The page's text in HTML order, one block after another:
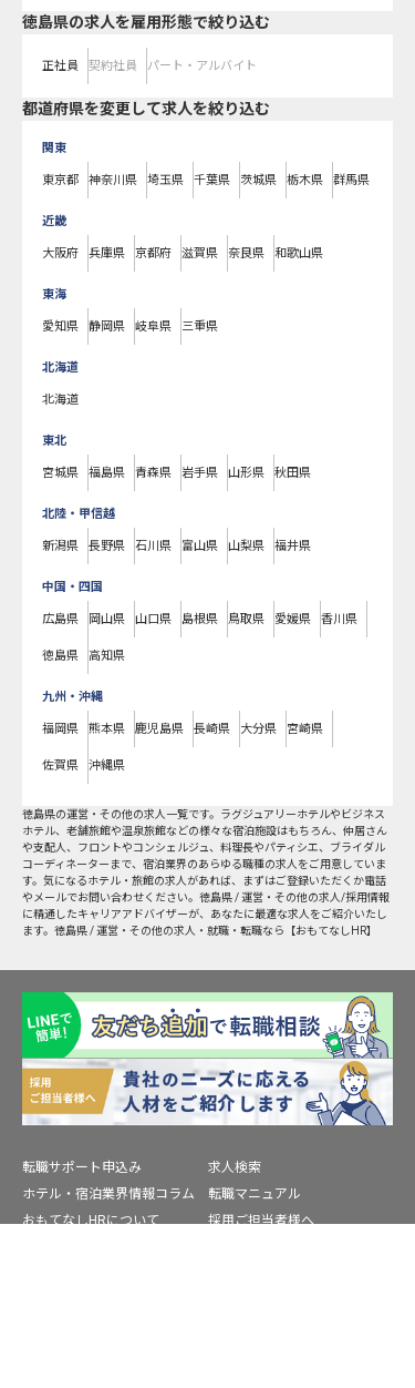
徳島県の求人を雇用形態で絞り込む
正社員 契約社員 パート・アルバイト
都道府県を変更して求人を絞り込む
関東
東京都 神奈川県 埼玉県 千葉県 茨城県 栃木県 群馬県
近畿
大阪府 兵庫県 京都府 滋賀県 奈良県 和歌山県
東海
愛知県 静岡県 岐阜県 三重県
北海道
北海道
東北
宮城県 福島県 青森県 岩手県 山形県 秋田県
北陸・甲信越
新潟県 長野県 石川県 富山県 山梨県 福井県
中国・四国
広島県 岡山県 山口県 島根県 鳥取県 愛媛県 香川県
徳島県 高知県
九州・沖縄
福岡県 熊本県 鹿児島県 長崎県 大分県 宮崎県
佐賀県 沖縄県
徳島県の運営・その他の求人一覧です。ラグジュアリーホテルやビジネス
ホテル、老舗旅館や温泉旅館などの様々な宿泊施設はもちろん、仲居さん
や支配人、フロントやコンシェルジュ、料理長やパティシエ、ブライダル
コーディネーターまで、宿泊業界のあらゆる職種の求人をご用意していま
す。気になるホテル・旅館の求人があれば、まずはご登録いただくか電話
やメールでお問い合わせください。徳島県 / 運営・その他の求人/採用情報
に精通したキャリアアドバイザーが、あなたに最適な求人をご紹介いたし
ます。徳島県 / 運営・その他の求人・就職・転職なら【おもてなしHR】
転職サポート申込み
求人検索
ホテル・宿泊業界情報コラム
転職マニュアル
おもてなしHRについて
採用ご担当者様へ